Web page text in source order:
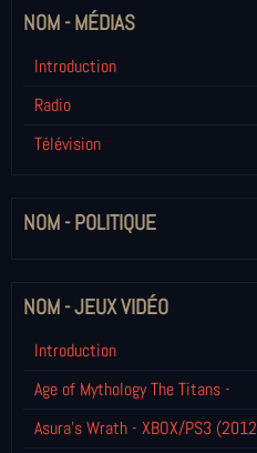
NOM - MÉDIAS
Introduction
Radio
Télévision
NOM - POLITIQUE
NOM - JEUX VIDÉO
Introduction
Age of Mythology The Titans -
Asura's Wrath - XBOX/PS3 (2012